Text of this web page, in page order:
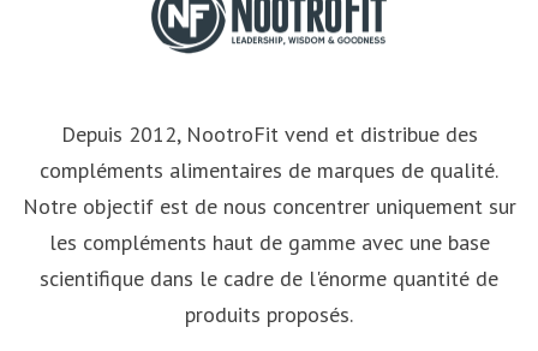
Depuis 2012, NootroFit vend et distribue des
compléments alimentaires de marques de qualité.
Notre objectif est de nous concentrer uniquement sur
les compléments haut de gamme avec une base
scientifique dans le cadre de l'énorme quantité de
produits proposés.